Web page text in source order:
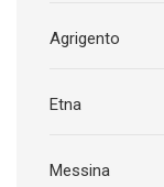
Agrigento
Etna
Messina